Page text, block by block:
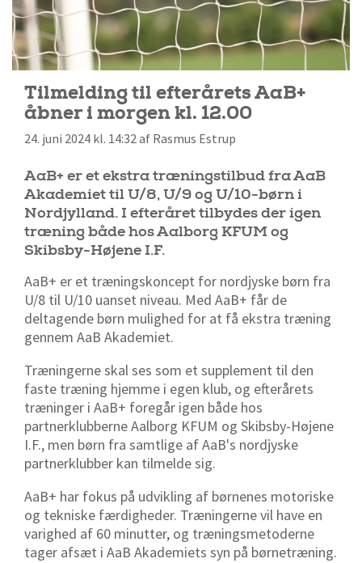
Tilmelding til efterårets AaB+
åbner i morgen kl. 12.00
24. juni 2024 kl. 14:32 af Rasmus Estrup
AaB+ er et ekstra træningstilbud fra AaB
Akademiet til U/8, U/9 og U/10-børn i
Nordjylland. I efteråret tilbydes der igen
træning både hos Aalborg KFUM og
Skibsby-Højene I.F.
AaB+ er et træningskoncept for nordjyske børn fra
U/8 til U/10 uanset niveau. Med AaB+ får de
deltagende børn mulighed for at få ekstra træning
gennem AaB Akademiet.
Træningerne skal ses som et supplement til den
faste træning hjemme i egen klub, og efterårets
træninger i AaB+ foregår igen både hos
partnerklubberne Aalborg KFUM og Skibsby-Højene
I.F., men børn fra samtlige af AaB's nordjyske
partnerklubber kan tilmelde sig.
AaB+ har fokus på udvikling af børnenes motoriske
og tekniske færdigheder. Træningerne vil have en
varighed af 60 minutter, og træningsmetoderne
tager afsæt i AaB Akademiets syn på børnetræning.